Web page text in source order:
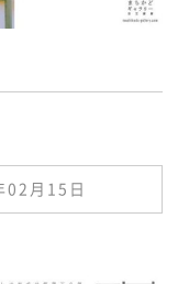
月15日